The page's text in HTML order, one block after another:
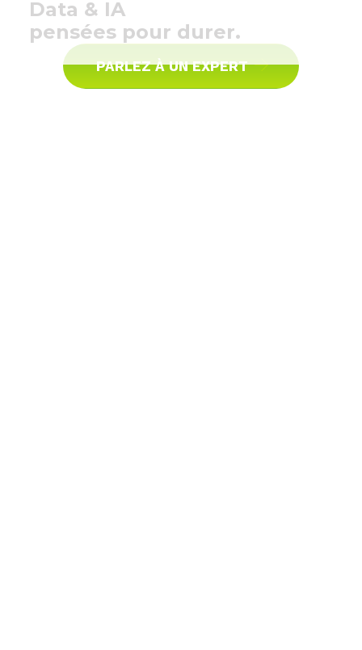
contentData & IA
pensées pour durer.
PARLEZ À UN EXPERT